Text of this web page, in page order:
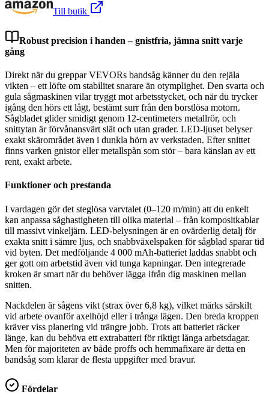
Till butik
Robust precision i handen – gnistfria, jämna snitt varje
gång
Direkt när du greppar VEVORs bandsåg känner du den rejäla
vikten – ett löfte om stabilitet snarare än otymplighet. Den svarta och
gula sågmaskinen vilar tryggt mot arbetsstycket, och när du trycker
igång den hörs ett lågt, bestämt surr från den borstlösa motorn.
Sågbladet glider smidigt genom 12-centimeters metallrör, och
snittytan är förvånansvärt slät och utan grader. LED-ljuset belyser
exakt skärområdet även i dunkla hörn av verkstaden. Efter snittet
finns varken gnistor eller metallspån som stör – bara känslan av ett
rent, exakt arbete.
Funktioner och prestanda
I vardagen gör det steglösa varvtalet (0–120 m/min) att du enkelt
kan anpassa såghastigheten till olika material – från kompositkablar
till massivt vinkeljärn. LED-belysningen är en ovärderlig detalj för
exakta snitt i sämre ljus, och snabbväxelspaken för sågblad sparar tid
vid byten. Det medföljande 4 000 mAh-batteriet laddas snabbt och
ger gott om arbetstid även vid tunga kapningar. Den integrerade
kroken är smart när du behöver lägga ifrån dig maskinen mellan
snitten.
Nackdelen är sågens vikt (strax över 6,8 kg), vilket märks särskilt
vid arbete ovanför axelhöjd eller i trånga lägen. Den breda kroppen
kräver viss planering vid trängre jobb. Trots att batteriet räcker
länge, kan du behöva ett extrabatteri för riktigt långa arbetsdagar.
Men för majoriteten av både proffs och hemmafixare är detta en
bandsåg som klarar de flesta uppgifter med bravur.
Fördelar